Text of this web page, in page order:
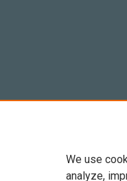
We use
analyze,